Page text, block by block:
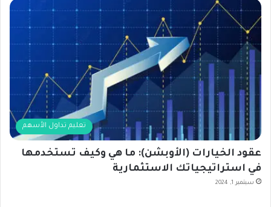
تعليم تداول الأسهم
عقود الخيارات (الأوبشن): ما هي وكيف تستخدمها
في استراتيجياتك الاستثمارية
سبتمبر 1, 2024